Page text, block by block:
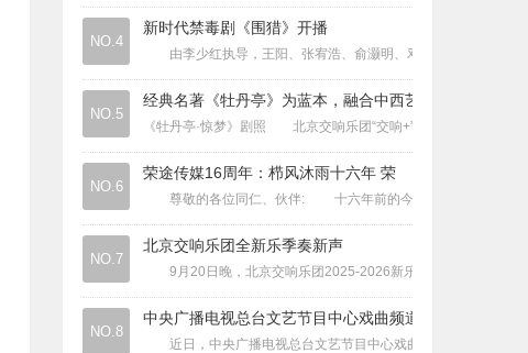
《归队》的旋律振奋人心
电影《生还》“铭记·新生”首映礼在京
音乐|《原创新声 2025》海选火热开启，
电视|正在热播的电视剧《我们的河山》成为其
NO.4
新时代禁毒剧《围猎》开播
由李少红执导，王阳、张宥浩、俞灏明、邓恩熙领衔主演的新
NO.5
经典名著《牡丹亭》为蓝本，融合中西艺
《牡丹亭·惊梦》剧照 北京交响乐团“交响+”再添新作，近日，
NO.6
荣途传媒16周年：栉风沐雨十六年 荣
尊敬的各位同仁、伙伴: 十六年前的今天,荣途传媒正式成立!
NO.7
北京交响乐团全新乐季奏新声
9月20日晚，北京交响乐团2025-2026新乐季的首场音乐会《
NO.8
中央广播电视总台文艺节目中心戏曲频道
近日，中央广播电视总台文艺节目中心戏曲频道《宝贝亮相吧